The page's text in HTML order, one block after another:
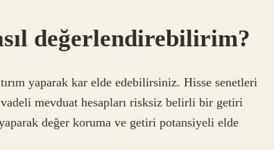
değerlendirebilirim?
yaparak kar elde edebilirsiniz. Hisse senetleri
mevduat hesapları risksiz belirli bir getiri
değer koruma ve getiri potansiyeli elde